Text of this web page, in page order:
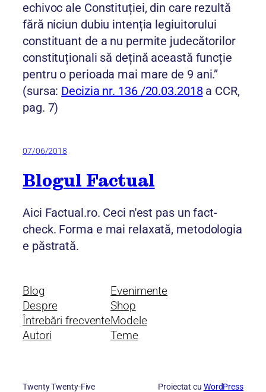
echivoc ale Constituției, din care rezultă
fără niciun dubiu intenția legiuitorului
constituant de a nu permite judecătorilor
constituționali să dețină această funcție
pentru o perioada mai mare de 9 ani.”
(sursa: Decizia nr. 136 /20.03.2018 a CCR,
pag. 7)
07/06/2018
Blogul Factual
Aici Factual.ro. Ceci n'est pas un fact-
check. Forma e mai relaxată, metodologia
e păstrată.
Blog
Despre
Întrebări frecvente
Autori
Evenimente
Shop
Modele
Teme
Twenty Twenty-Five Proiectat cu WordPress